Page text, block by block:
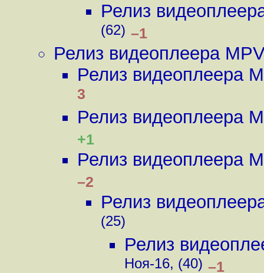
Релиз
(62) –1
Релиз видеоплеера
Релиз видеоплеера
3
Релиз видеоплеера
+1
Релиз видеоплеера
–2
Релиз
(25)
Релиз
Ноя-16, (40) –1